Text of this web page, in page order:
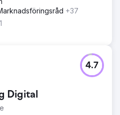
+37
Digital
4.7